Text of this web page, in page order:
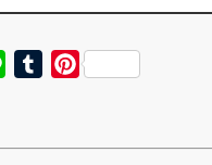
Line TumblrPinterest